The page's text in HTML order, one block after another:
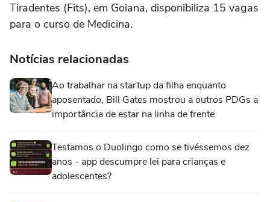
Tiradentes (Fits), em Goiana, disponibiliza 15 vagas
para o curso de Medicina.
Notícias relacionadas
Ao trabalhar na startup da filha enquanto
aposentado, Bill Gates mostrou a outros PDGs a
importância de estar na linha de frente
Testamos o Duolingo como se tivéssemos dez
anos - app descumpre lei para crianças e
adolescentes?